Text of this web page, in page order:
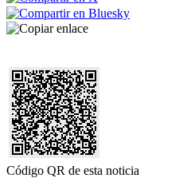
Código QR de esta noticia